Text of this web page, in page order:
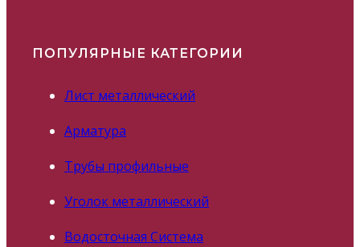
ПОПУЛЯРНЫЕ КАТЕГОРИИ
Лист металлический
Арматура
Трубы профильные
Уголок металлический
Водосточная Система